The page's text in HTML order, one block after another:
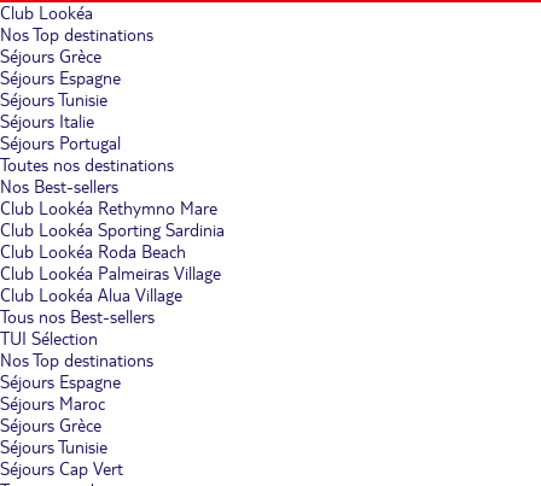
Club Lookéa
Nos Top destinations
Séjours Grèce
Séjours Espagne
Séjours Tunisie
Séjours Italie
Séjours Portugal
Toutes nos destinations
Nos Best-sellers
Club Lookéa Rethymno Mare
Club Lookéa Sporting Sardinia
Club Lookéa Roda Beach
Club Lookéa Palmeiras Village
Club Lookéa Alua Village
Tous nos Best-sellers
TUI Sélection
Nos Top destinations
Séjours Espagne
Séjours Maroc
Séjours Grèce
Séjours Tunisie
Séjours Cap Vert